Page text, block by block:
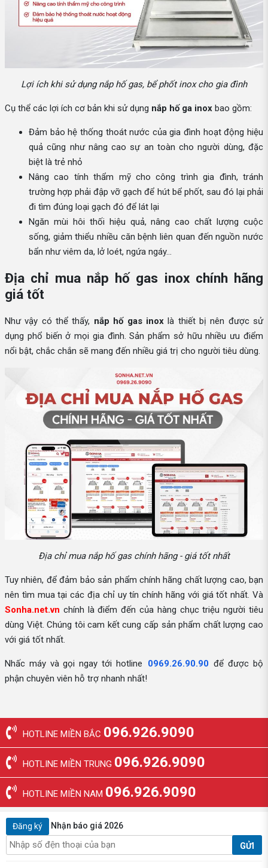
Lợi ích khi sử dụng nắp hố gas, bể phốt inox cho gia đình
Cụ thể các lợi ích cơ bản khi sử dụng nắp hố ga inox bao gồm:
Đảm bảo hệ thống thoát nước của gia đình hoạt động hiệu
quả cũng như nâng cao sự an toàn cho người dùng, đặc
biệt là trẻ nhỏ
Nâng cao tính thẩm mỹ cho công trình gia đình, tránh
trường hợp phải đập vỡ gạch để hút bể phốt, sau đó lại phải
đi tìm đúng loại gạch đó để lát lại
Ngăn mùi hôi thối hiệu quả, nâng cao chất lượng cuộc
sống, giảm thiểu nhiều căn bệnh liên quan đến nguồn nước
bẩn như viêm da, lở loét, ngứa ngáy…
Địa chỉ mua nắp hố gas inox chính hãng
giá tốt
Như vậy có thể thấy, nắp hố gas inoxlà thiết bị nên được sử
dụng phổ biến ở mọi gia đình. Sản phẩm sở hữu nhiều ưu điểm
nổi bật, chắc chắn sẽ mang đến nhiều giá trị cho người tiêu dùng.
Địa chỉ mua nắp hố gas chính hãng - giá tốt nhất
Tuy nhiên, để đảm bảo sản phẩm chính hãng chất lượng cao, bạn
nên tìm mua tại các địa chỉ uy tín chính hãng với giá tốt nhất. Và
Sonha.net.vn chính là điểm đến của hàng chục triệu người tiêu
dùng Việt. Chúng tôi cam kết cung cấp sản phẩm chất lượng cao
với giá tốt nhất.
Nhấc máy và gọi ngay tới hotline 0969.26.90.90 để được bộ
phận chuyên viên hỗ trợ nhanh nhất!
HOTLINE MIỀN BẮC 096.926.9090
HOTLINE MIỀN TRUNG 096.926.9090
HOTLINE MIỀN NAM 096.926.9090
Đăng ký Nhận báo giá 2026
GỬI